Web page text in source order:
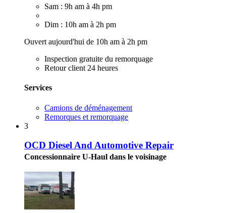
Sam : 9h am à 4h pm
Dim : 10h am à 2h pm
Ouvert aujourd'hui de 10h am à 2h pm
Inspection gratuite du remorquage
Retour client 24 heures
Services
Camions de déménagement
Remorques et remorquage
3
OCD Diesel And Automotive Repair
Concessionnaire U-Haul dans le voisinage